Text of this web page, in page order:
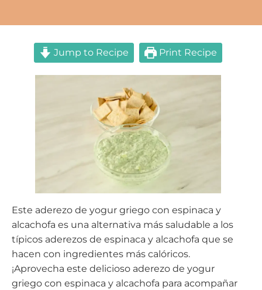
Jump to Recipe Print Recipe
Este aderezo de yogur griego con espinaca y
alcachofa es una alternativa más saludable a los
típicos aderezos de espinaca y alcachofa que se
hacen con ingredientes más calóricos.
¡Aprovecha este delicioso aderezo de yogur
griego con espinaca y alcachofa para acompañar